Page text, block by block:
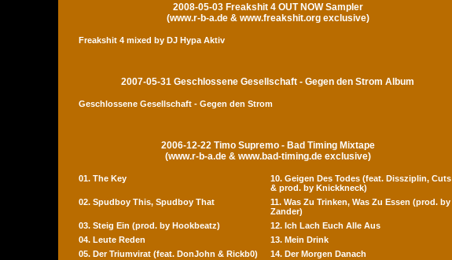
2008-05-03 Freakshit 4 OUT NOW Sampler
(www.r-b-a.de & www.freakshit.org exclusive)
Freakshit 4 mixed by DJ Hypa Aktiv
2007-05-31 Geschlossene Gesellschaft - Gegen den Strom Album
Geschlossene Gesellschaft - Gegen den Strom
2006-12-22 Timo Supremo - Bad Timing Mixtape
(www.r-b-a.de & www.bad-timing.de exclusive)
01. The Key
10. Geigen Des Todes (feat. Dissziplin, Cuts
& prod. by Knickkneck)
02. Spudboy This, Spudboy That
11. Was Zu Trinken, Was Zu Essen (prod. by
Zander)
03. Steig Ein (prod. by Hookbeatz)
12. Ich Lach Euch Alle Aus
04. Leute Reden
13. Mein Drink
05. Der Triumvirat (feat. DonJohn & Rickb0)
14. Der Morgen Danach